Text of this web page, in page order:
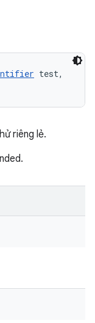
test,
riêng lẻ.